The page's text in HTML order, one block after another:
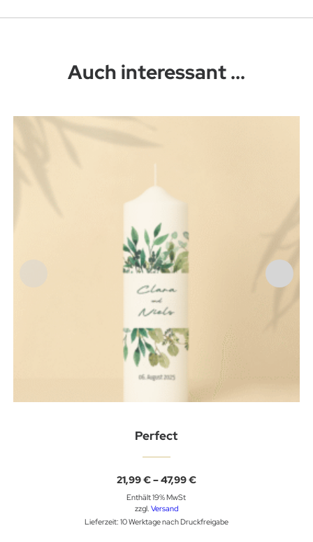
Auch interessant ...
Dieses Produkt weist mehrere Varianten auf. Die Optionen können auf der Produktseite gewählt werden
Perfect
21,99€–47,99€Preisspanne:
Enthält 19% MwSt
zzgl. Versand
Lieferzeit: 10 Werktage nach Druckfreigabe